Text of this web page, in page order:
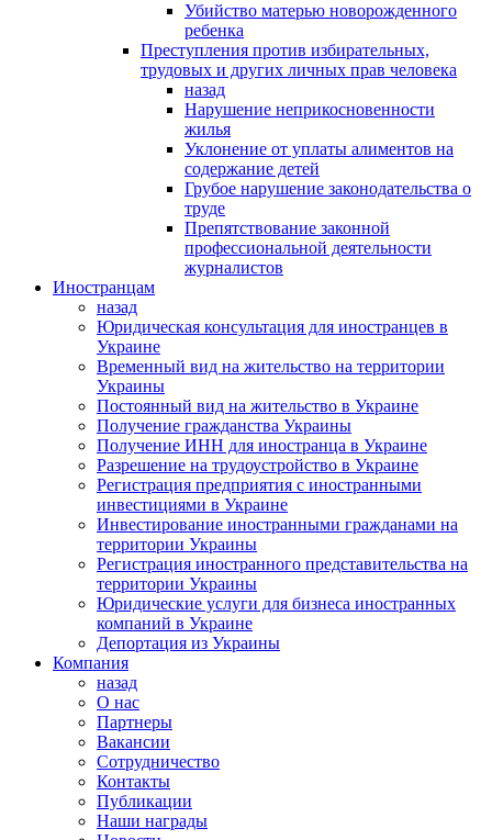
Убийство матерью новорожденного
ребенка
Преступления против избирательных,
трудовых и других личных прав человека
назад
Нарушение неприкосновенности
жилья
Уклонение от уплаты алиментов на
содержание детей
Грубое нарушение законодательства о
труде
Препятствование законной
профессиональной деятельности
журналистов
Иностранцам
назад
Юридическая консультация для иностранцев в
Украине
Временный вид на жительство на территории
Украины
Постоянный вид на жительство в Украине
Получение гражданства Украины
Получение ИНН для иностранца в Украине
Разрешение на трудоустройство в Украине
Регистрация предприятия с иностранными
инвестициями в Украине
Инвестирование иностранными гражданами на
территории Украины
Регистрация иностранного представительства на
территории Украины
Юридические услуги для бизнеса иностранных
компаний в Украине
Депортация из Украины
Компания
назад
О нас
Партнеры
Вакансии
Сотрудничество
Контакты
Публикации
Наши награды